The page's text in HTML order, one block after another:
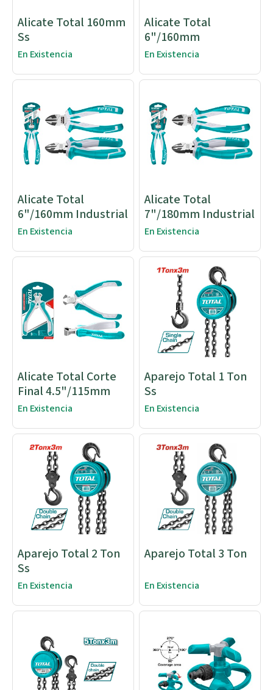
Alicate Total 160mm
Ss
En Existencia
Alicate Total
6"/160mm
En Existencia
Alicate Total
6"/160mm Industrial
En Existencia
Alicate Total
7"/180mm Industrial
En Existencia
Alicate Total Corte
Final 4.5"/115mm
En Existencia
Aparejo Total 1 Ton
Ss
En Existencia
Aparejo Total 2 Ton
Ss
En Existencia
Aparejo Total 3 Ton
En Existencia